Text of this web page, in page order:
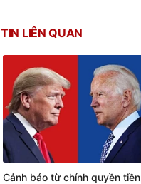
TIN LIÊN QUAN
Cảnh báo từ chính quyền tiền